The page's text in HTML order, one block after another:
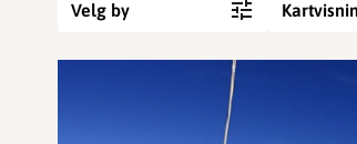
Velg by